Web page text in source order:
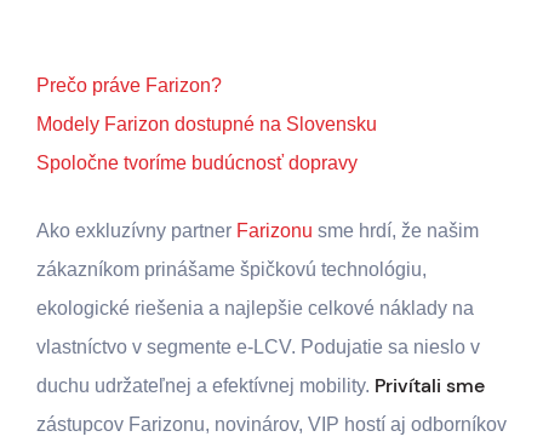
Prečo práve Farizon?
Modely Farizon dostupné na Slovensku
Spoločne tvoríme budúcnosť dopravy
Ako exkluzívny partner Farizonu sme hrdí, že našim
zákazníkom prinášame špičkovú technológiu,
ekologické riešenia a najlepšie celkové náklady na
vlastníctvo v segmente e-LCV. Podujatie sa nieslo v
duchu udržateľnej a efektívnej mobility. Privítali sme
zástupcov Farizonu, novinárov, VIP hostí aj odborníkov